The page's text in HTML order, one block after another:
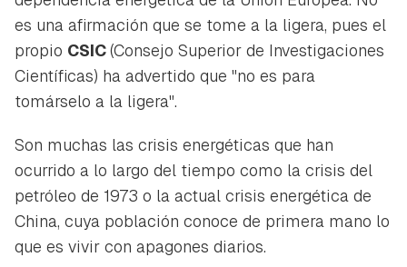
es una afirmación que se tome a la ligera, pues el
propio CSIC(Consejo Superior de Investigaciones
Científicas) ha advertido que "no es para
tomárselo a la ligera".
Son muchas las crisis energéticas que han
ocurrido a lo largo del tiempo como la crisis del
petróleo de 1973 o la actual crisis energética de
China, cuya población conoce de primera mano lo
que es vivir con apagones diarios.